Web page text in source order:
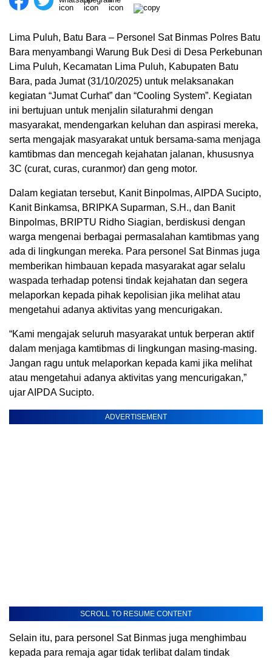
Lima Puluh, Batu Bara – Personel Sat Binmas Polres Batu
Bara menyambangi Warung Buk Desi di Desa Perkebunan
Lima Puluh, Kecamatan Lima Puluh, Kabupaten Batu
Bara, pada Jumat (31/10/2025) untuk melaksanakan
kegiatan “Jumat Curhat” dan “Cooling System”. Kegiatan
ini bertujuan untuk menjalin silaturahmi dengan
masyarakat, mendengarkan keluhan dan aspirasi mereka,
serta mengajak masyarakat untuk bersama-sama menjaga
kamtibmas dan mencegah kejahatan jalanan, khususnya
3C (curat, curas, curanmor) dan geng motor.
Dalam kegiatan tersebut, Kanit Binpolmas, AIPDA Sucipto,
Kanit Binkamsa, BRIPKA Suparman, S.H., dan Banit
Binpolmas, BRIPTU Ridho Siagian, berdiskusi dengan
warga mengenai berbagai permasalahan kamtibmas yang
ada di lingkungan mereka. Para personel Sat Binmas juga
memberikan himbauan kepada masyarakat agar selalu
waspada terhadap potensi tindak kejahatan dan segera
melaporkan kepada pihak kepolisian jika melihat atau
mengetahui adanya aktivitas yang mencurigakan.
“Kami mengajak seluruh masyarakat untuk berperan aktif
dalam menjaga kamtibmas di lingkungan masing-masing.
Jangan ragu untuk melaporkan kepada kami jika melihat
atau mengetahui adanya aktivitas yang mencurigakan,”
ujar AIPDA Sucipto.
ADVERTISEMENT
SCROLL TO RESUME CONTENT
Selain itu, para personel Sat Binmas juga menghimbau
kepada para remaja agar tidak terlibat dalam tindak